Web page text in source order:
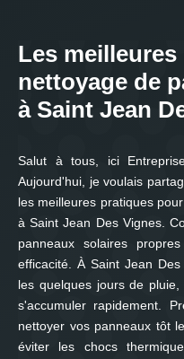
Les
nettoyage de
à Saint Jean
Salut à tous, ici
Aujourd'hui, je voulais
les meilleures pratiques
à Saint Jean Des Vignes.
panneaux solaires
efficacité. À Saint Jean
les quelques jours de
s'accumuler rapidement.
nettoyer vos panneaux tôt
éviter les chocs